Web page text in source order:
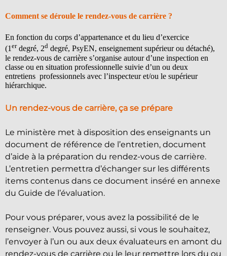
Comment se déroule le rendez-vous de carrière ?
En fonction du corps d’appartenance et du lieu d’exercice
(1erdegré, 2d degré, PsyEN, enseignement supérieur ou détaché),
le rendez-vous de carrière s’organise autour d’une inspection en
classe ou en situation professionnelle suivie d’un ou deux
entretiens professionnels avec l’inspecteur et/ou le supérieur
hiérarchique.
Un rendez-vous de carrière, ça se prépare
Le ministère met à disposition des enseignants un
document de référence de l’entretien, document
d’aide à la préparation du rendez-vous de carrière.
L’entretien permettra d’échanger sur les différents
items contenus dans ce document inséré en annexe
du Guide de l’évaluation.
Pour vous préparer, vous avez la possibilité de le
renseigner. Vous pouvez aussi, si vous le souhaitez,
l’envoyer à l’un ou aux deux évaluateurs en amont du
rendez-vous de carrière ou le leur remettre lors du ou